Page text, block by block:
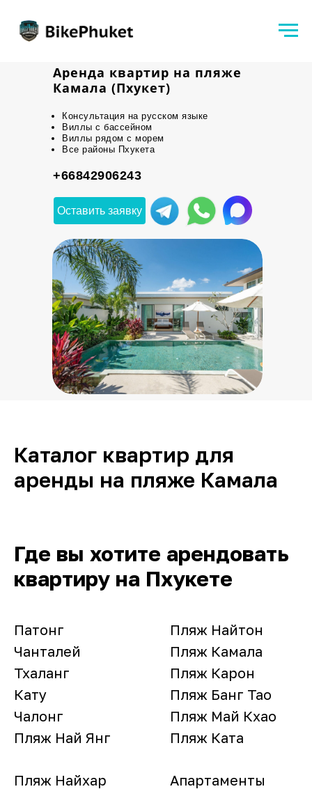
Аренда квартир на пляже
Камала (Пхукет)
Консультация на русском языке
Виллы с бассейном
Виллы рядом с морем
Все районы Пхукета
Оставить заявку
+66842906243
Каталог квартир для
аренды на пляже Камала
Где вы хотите арендовать
квартиру на Пхукете
Патонг
Чанталей
Тхаланг
Кату
Чалонг
Пляж Най Янг
Пляж Найтон
Пляж Камала
Пляж Карон
Пляж Банг Тао
Пляж Май Кхао
Пляж Ката
Пляж Найхар
Апартаменты